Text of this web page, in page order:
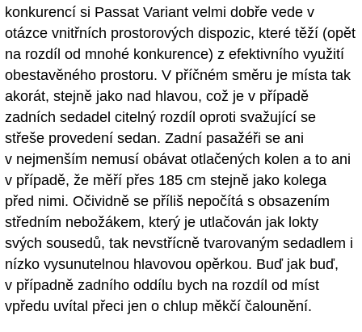
konkurencí si Passat Variant velmi dobře vede v
otázce vnitřních prostorových dispozic, které těží (opět
na rozdíl od mnohé konkurence) z efektivního využití
obestavěného prostoru. V příčném směru je místa tak
akorát, stejně jako nad hlavou, což je v případě
zadních sedadel citelný rozdíl oproti svažující se
střeše provedení sedan. Zadní pasažéři se ani
v nejmenším nemusí obávat otlačených kolen a to ani
v případě, že měří přes 185 cm stejně jako kolega
před nimi. Očividně se příliš nepočítá s obsazením
středním nebožákem, který je utlačován jak lokty
svých sousedů, tak nevstřícně tvarovaným sedadlem i
nízko vysunutelnou hlavovou opěrkou. Buď jak buď,
v případně zadního oddílu bych na rozdíl od míst
vpředu uvítal přeci jen o chlup měkčí čalounění.